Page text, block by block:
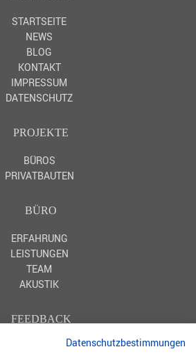
STARTSEITE
NEWS
BLOG
KONTAKT
IMPRESSUM
DATENSCHUTZ
PROJEKTE
BÜROS
PRIVATBAUTEN
BÜRO
ERFAHRUNG
LEISTUNGEN
TEAM
AKUSTIK
FEEDBACK
Datenschutzbestimmungen